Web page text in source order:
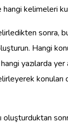
kelimeleri
sonra,
Hangi
yazılarda yer
oluşturduktan